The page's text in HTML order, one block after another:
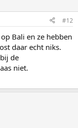
#12
Bali en ze hebben
daar echt niks.
de
niet.